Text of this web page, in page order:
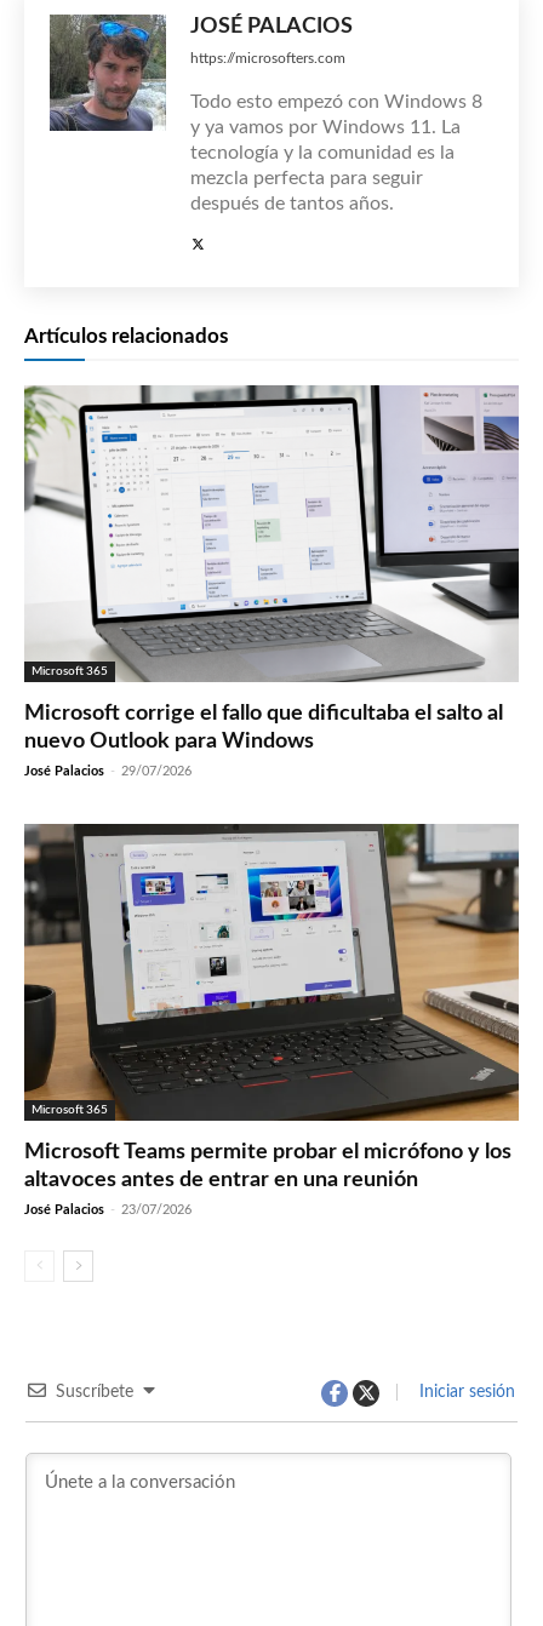
JOSÉ PALACIOS
https://microsofters.com
Todo esto empezó con Windows 8
y ya vamos por Windows 11. La
tecnología y la comunidad es la
mezcla perfecta para seguir
después de tantos años.
Artículos relacionados
Microsoft 365
Microsoft corrige el fallo que dificultaba el salto al
nuevo Outlook para Windows
José Palacios - 29/07/2026
Microsoft 365
Microsoft Teams permite probar el micrófono y los
altavoces antes de entrar en una reunión
José Palacios - 23/07/2026
Suscríbete Iniciar sesión